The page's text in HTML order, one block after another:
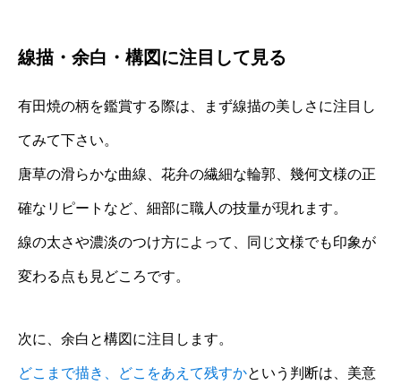
線描・余白・構図に注目して見る
有田焼の柄を鑑賞する際は、まず線描の美しさに注目し
てみて下さい。
唐草の滑らかな曲線、花弁の繊細な輪郭、幾何文様の正
確なリピートなど、細部に職人の技量が現れます。
線の太さや濃淡のつけ方によって、同じ文様でも印象が
変わる点も見どころです。
次に、余白と構図に注目します。
どこまで描き、どこをあえて残すかという判断は、美意